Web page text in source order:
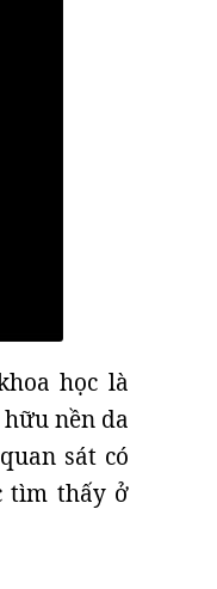
học là
nền da
sát có
tìm thấy ở